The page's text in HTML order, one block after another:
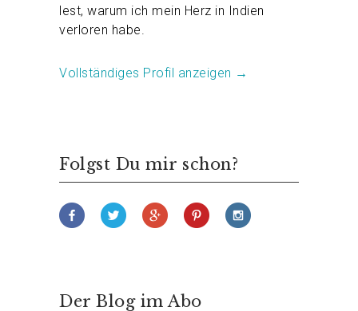
lest, warum ich mein Herz in Indien
verloren habe.
Vollständiges Profil anzeigen →
Folgst Du mir schon?
Der Blog im Abo